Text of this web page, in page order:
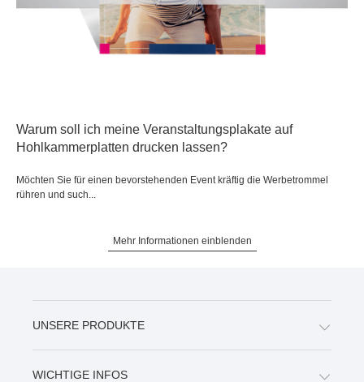
Warum soll ich meine Veranstaltungsplakate auf
Hohlkammerplatten drucken lassen?
Möchten Sie für einen bevorstehenden Event kräftig die Werbetrommel
rühren und such...
Mehr Informationen einblenden
UNSERE PRODUKTE
WICHTIGE INFOS